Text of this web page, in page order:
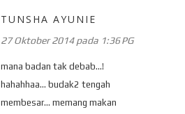
TUNSHA AYUNIE
27 Oktober 2014 pada 1:36 PG
mana badan tak debab...!
hahahhaa... budak2 tengah
membesar... memang makan